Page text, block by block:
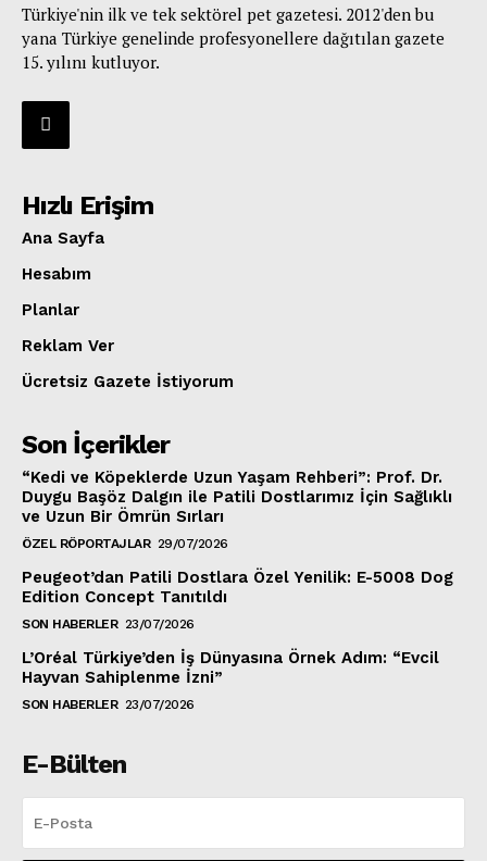
Türkiye'nin ilk ve tek sektörel pet gazetesi. 2012'den bu
yana Türkiye genelinde profesyonellere dağıtılan gazete
15. yılını kutluyor.
Hızlı Erişim
Ana Sayfa
Hesabım
Planlar
Reklam Ver
Ücretsiz Gazete İstiyorum
Son İçerikler
“Kedi ve Köpeklerde Uzun Yaşam Rehberi”: Prof. Dr.
Duygu Başöz Dalgın ile Patili Dostlarımız İçin Sağlıklı
ve Uzun Bir Ömrün Sırları
ÖZEL RÖPORTAJLAR 29/07/2026
Peugeot’dan Patili Dostlara Özel Yenilik: E-5008 Dog
Edition Concept Tanıtıldı
SON HABERLER 23/07/2026
L’Oréal Türkiye’den İş Dünyasına Örnek Adım: “Evcil
Hayvan Sahiplenme İzni”
SON HABERLER 23/07/2026
E-Bülten